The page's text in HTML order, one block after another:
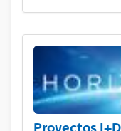
Proyectos